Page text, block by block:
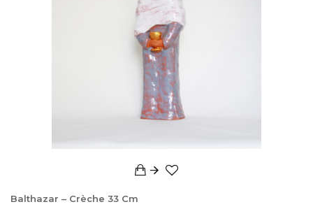
Balthazar – Crèche 33 Cm